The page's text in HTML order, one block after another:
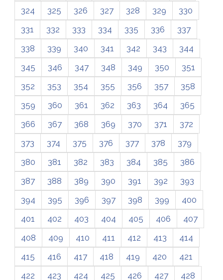
324
325 326 327 328 329
330
331
332 333 334 335 336
337
338
339 340 341 342 343
344
345
346 347 348 349 350
351
352
353 354 355 356 357
358
359
360 361 362 363 364
365
366
367 368 369 370 371
372
373
374 375 376 377 378
379
380
381 382 383 384 385
386
387
388 389 390 391 392
393
394
395 396 397 398 399
400
401
402 403 404 405 406
407
408
409 410 411 412 413
414
415
416 417 418 419 420
421
422
423 424 425 426 427 428